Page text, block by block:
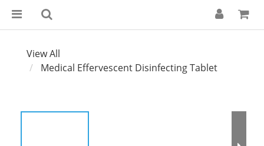
View All
Medical Effervescent Disinfecting Tablet